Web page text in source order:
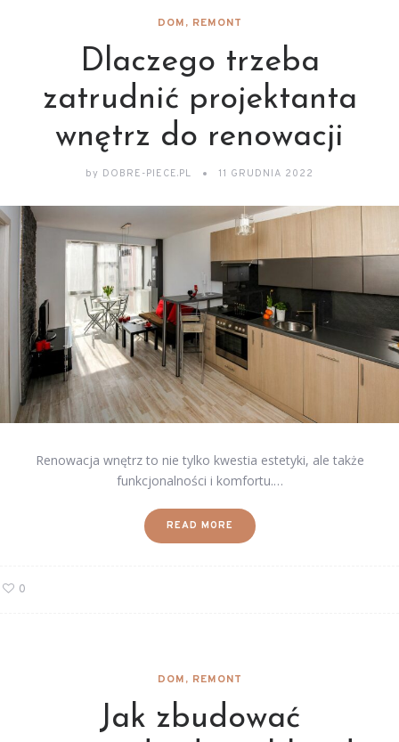
DOM, REMONT
Dlaczego trzeba
zatrudnić projektanta
wnętrz do renowacji
by DOBRE-PIECE.PL 11 GRUDNIA 2022
Renowacja wnętrz to nie tylko kwestia estetyki, ale także
funkcjonalności i komfortu.…
READ MORE
0
DOM, REMONT
Jak zbudować